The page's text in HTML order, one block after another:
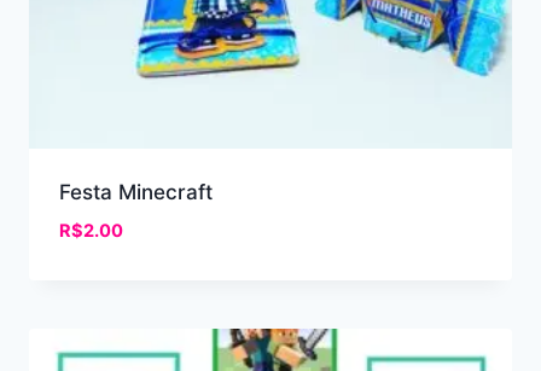
Festa Minecraft
R$2.00